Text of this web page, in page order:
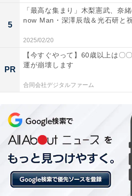
5
「最高な集まり」木梨憲武、奈
now Man・深澤辰哉＆光石研と
2025/02/20
PR
【今すぐやって】60歳以上は〇
運が崩壊します
合同会社デジタルファーム